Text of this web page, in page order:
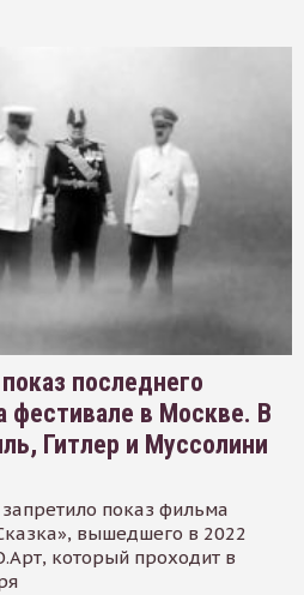
последнего
фестивале в Москве. В
Гитлер и Муссолини
показ фильма
вышедшего в 2022
который проходит в